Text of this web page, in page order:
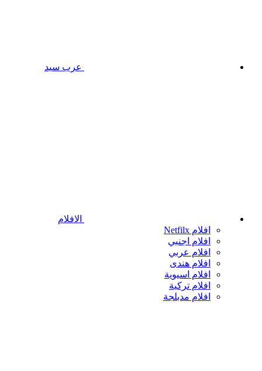
عرب سيد
الافلام
افلام Netfilx
افلام اجنبي
افلام عربي
افلام هندى
افلام اسيوية
افلام تركية
افلام مدبلجة